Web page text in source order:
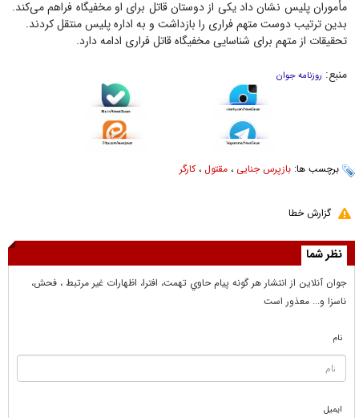
مأموران پلیس نشان داد یکی از دوستان قاتل برای او مخفیگاه فراهم می‌کند.
بدین ترتیب دوست متهم فراری را بازداشت و به اداره پلیس منتقل کردند.
تحقیقات از متهم برای شناسایی مخفیگاه قاتل فراری ادامه دارد.
منبع: روزنامه جوان
برچسب ها: بازپرس جنایی ، مقتول ،کارگر
گزارش خطا
نظر شما
جوان آنلاين از انتشار هر گونه پيام حاوي تهمت، افترا، اظهارات غير مرتبط ، فحش،
ناسزا و... معذور است
نام
ایمیل